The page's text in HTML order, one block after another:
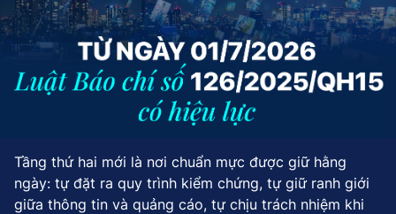
Tầng thứ hai mới là nơi chuẩn mực được giữ hằng
ngày: tự đặt ra quy trình kiểm chứng, tự giữ ranh giới
giữa thông tin và quảng cáo, tự chịu trách nhiệm khi